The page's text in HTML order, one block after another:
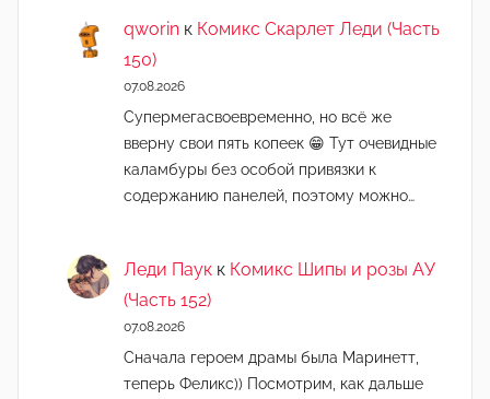
qworin к Комикс Скарлет Леди (Часть
150)
07.08.2026
Супермегасвоевременно, но всё же
вверну свои пять копеек 😁 Тут очевидные
каламбуры без особой привязки к
содержанию панелей, поэтому можно…
Леди Паук к Комикс Шипы и розы АУ
(Часть 152)
07.08.2026
Сначала героем драмы была Маринетт,
теперь Феликс)) Посмотрим, как дальше